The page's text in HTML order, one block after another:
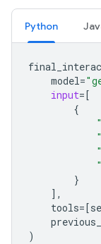
Python
model=
input= [
{
}
],
tools= [
)